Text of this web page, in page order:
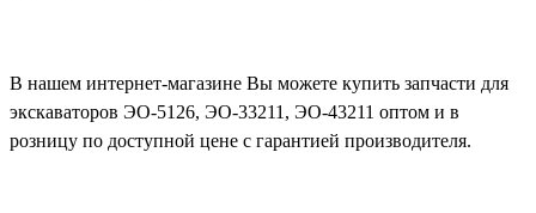
В нашем интернет-магазине Вы можете купить запчасти для
экскаваторов ЭО-5126, ЭО-33211, ЭО-43211 оптом и в
розницу по доступной цене с гарантией производителя.